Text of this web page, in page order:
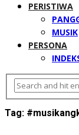
PERISTIWA
MUSIK
PERSONA
Tag: